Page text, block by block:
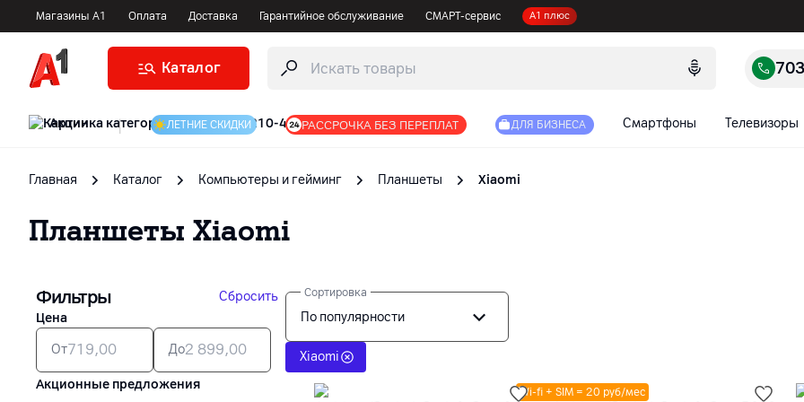
Магазины А1 Оплата Доставка Гарантийное обслуживание СМАРТ-сервис А1 плюс
Каталог
Акции | ЛЕТНИЕ СКИДКИ РАССРОЧКА БЕЗ ПЕРЕПЛАТ ДЛЯ БИЗНЕСА Смартфоны Телевизоры
Главная Каталог Компьютеры и гейминг Планшеты Xiaomi
Планшеты Xiaomi
Фильтры
Сбросить
Цена
От До
Акционные предложения
Сортировка
По популярности
Xiaomi
Wi-fi + SIM = 20 руб/мес